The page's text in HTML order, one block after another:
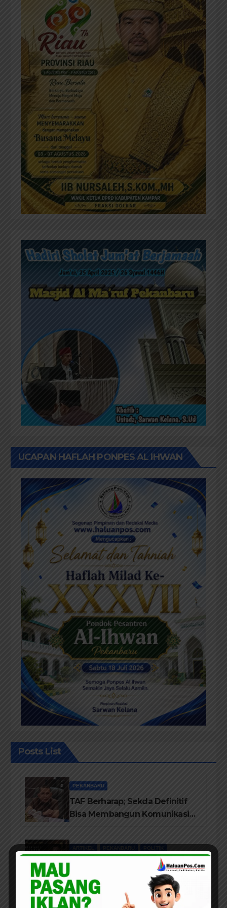
UCAPAN HAFLAH PONPES AL IHWAN
Posts List
PEKANBARU
TAF Berharap; Sekda Definitif
Bisa Membangun Komunikasi
ARTIKEL PEKANBARU POLITIK
Pandangan Pengamat Politik
Dr. Yusriadi.SE.MM, Tentang
Buku Dr. (Cand) Liza Fitriani S.
Kom M. Ikom